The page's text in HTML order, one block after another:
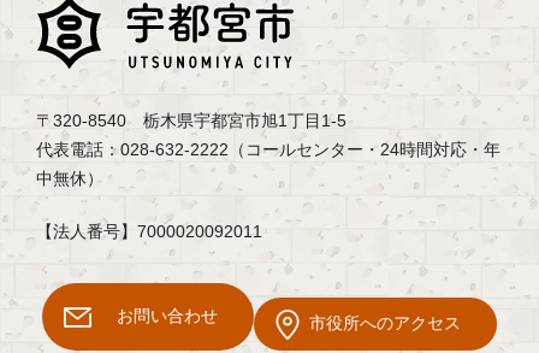
〒320-8540 栃木県宇都宮市旭1丁目1-5
代表電話：028-632-2222（コールセンター・24時間対応・年
中無休）
【法人番号】7000020092011
お問い合わせ 市役所へのアクセス